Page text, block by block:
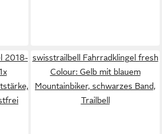
2018- swisstrailbell Fahrradklingel fresh
Colour: Gelb mit blauem
Mountainbiker, schwarzes Band,
Trailbell